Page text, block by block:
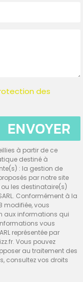
des
ENVOYER
à partir de ce
destiné à
: la gestion de
par notre site
les destinataire(s)
Conformément à la
modifiée, vous
aux informations qui
vous
représentée par
Vous pouvez
au traitement des
consultez vos droits